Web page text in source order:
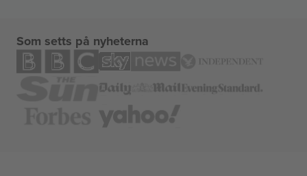
Som setts på nyheterna